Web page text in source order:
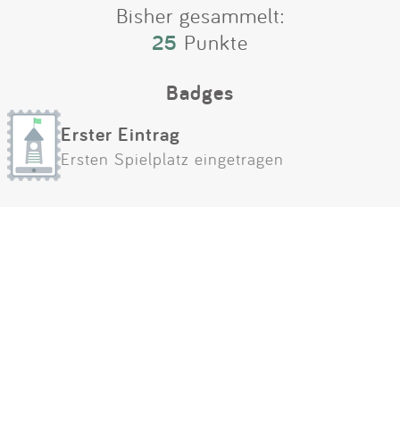
Bisher gesammelt:
25 Punkte
Badges
Erster Eintrag
Ersten Spielplatz eingetragen